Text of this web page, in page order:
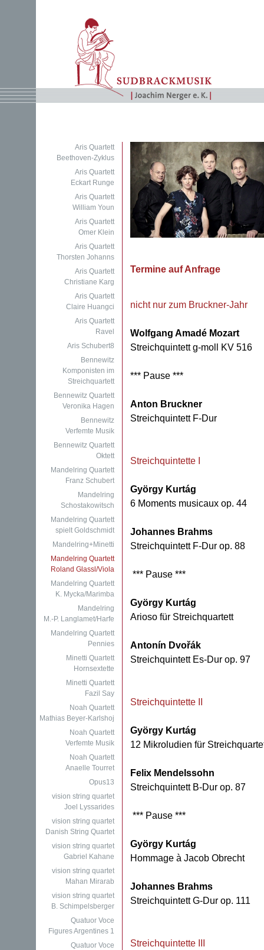
Aris Quartett
Beethoven-Zyklus
Aris Quartett
Eckart Runge
Aris Quartett
William Youn
Aris Quartett
Omer Klein
Aris Quartett
Thorsten Johanns
Aris Quartett
Christiane Karg
Aris Quartett
Claire Huangci
Aris Quartett
Ravel
Aris Schubert8
Bennewitz
Komponisten im
Streichquartett
Bennewitz Quartett
Veronika Hagen
Bennewitz
Verfemte Musik
Bennewitz Quartett
Oktett
Mandelring Quartett
Franz Schubert
Mandelring
Schostakowitsch
Mandelring Quartett
spielt Goldschmidt
Mandelring+Minetti
Mandelring Quartett
Roland Glassl/Viola
Mandelring Quartett
K. Mycka/Marimba
Mandelring
M.-P. Langlamet/Harfe
Mandelring Quartett
Pennies
Minetti Quartett
Hornsextette
Minetti Quartett
Fazil Say
Noah Quartett
Mathias Beyer-Karlshoj
Noah Quartett
Verfemte Musik
Noah Quartett
Anaelle Tourret
Opus13
vision string quartet
Joel Lyssarides
vision string quartet
Danish String Quartet
vision string quartet
Gabriel Kahane
vision string quartet
Mahan Mirarab
vision string quartet
B. Schimpelsberger
Quatuor Voce
Figures Argentines 1
Quatuor Voce
Termine auf Anfrage
nicht nur zum Bruckner-Jahr
Wolfgang Amadé Mozart
Streichquintett g-moll KV 516
*** Pause ***
Anton Bruckner
Streichquintett F-Dur
Streichquintette I
György Kurtág
6 Moments musicaux op. 44
Johannes Brahms
Streichquintett F-Dur op. 88
*** Pause ***
György Kurtág
Arioso für Streichquartett
Antonín Dvořák
Streichquintett Es-Dur op. 97
Streichquintette II
György Kurtág
12 Mikroludien für
Felix Mendelssohn
Streichquintett B-Dur op. 87
*** Pause ***
György Kurtág
Hommage à Jacob Obrecht
Johannes Brahms
Streichquintett G-Dur op. 111
Streichquintette III